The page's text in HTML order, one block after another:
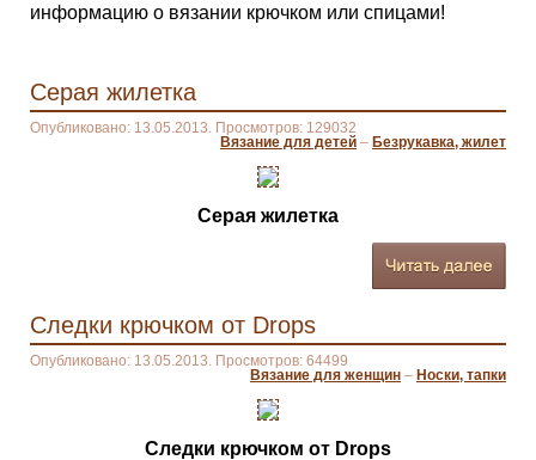
информацию о вязании крючком или спицами!
Серая жилетка
Опубликовано: 13.05.2013. Просмотров: 129032
Вязание для детей – Безрукавка, жилет
Серая жилетка
Следки крючком от Drops
Опубликовано: 13.05.2013. Просмотров: 64499
Вязание для женщин – Носки, тапки
Следки крючком от Drops